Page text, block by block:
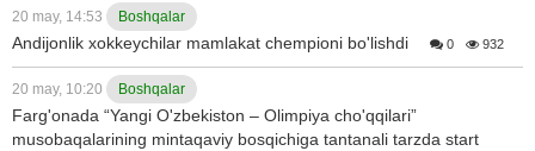
20 may, 14:53 Boshqalar
Andijonlik xokkeychilar mamlakat chempioni bo'lishdi 0 932
20 may, 10:20 Boshqalar
Farg'onada “Yangi O'zbekiston – Olimpiya cho'qqilari”
musobaqalarining mintaqaviy bosqichiga tantanali tarzda start